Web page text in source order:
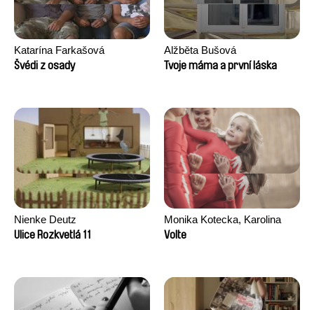
Katarína Farkašová
Švédi z osady
Alžběta Bušová
Tvoje máma a první láska
Nienke Deutz
Ulice Rozkvetlá 11
Monika Kotecka, Karolina
Poryzała
Volte